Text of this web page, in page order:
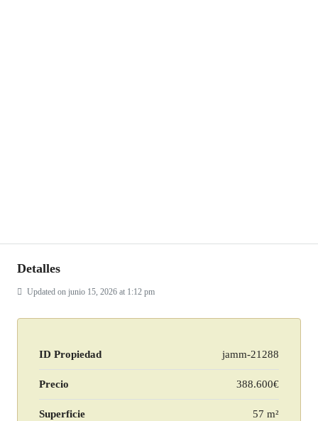
Detalles
Updated on junio 15, 2026 at 1:12 pm
ID Propiedad jamm-21288
Precio 388.600€
Superficie 57 m²